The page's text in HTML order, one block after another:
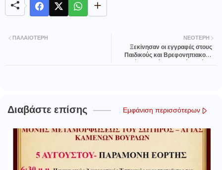
ΝΕΌΤΕΡΗ
Ξεκίνησαν οι εγγραφές στους
Παιδικούς και Βρεφονηπιακούς
ΠΑΛΑΙΌΤΕΡΗ
Διαβάστε επίσης Εμφάνιση περισσότερων